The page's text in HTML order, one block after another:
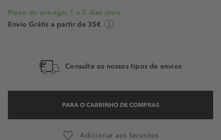
Prazo de entrega: 1 a 3 dias úteis
Envio Grátis a partir de 35€
Consulte os nossos tipos de envios
PARA O CARRINHO DE COMPRAS
Adicionar aos favoritos